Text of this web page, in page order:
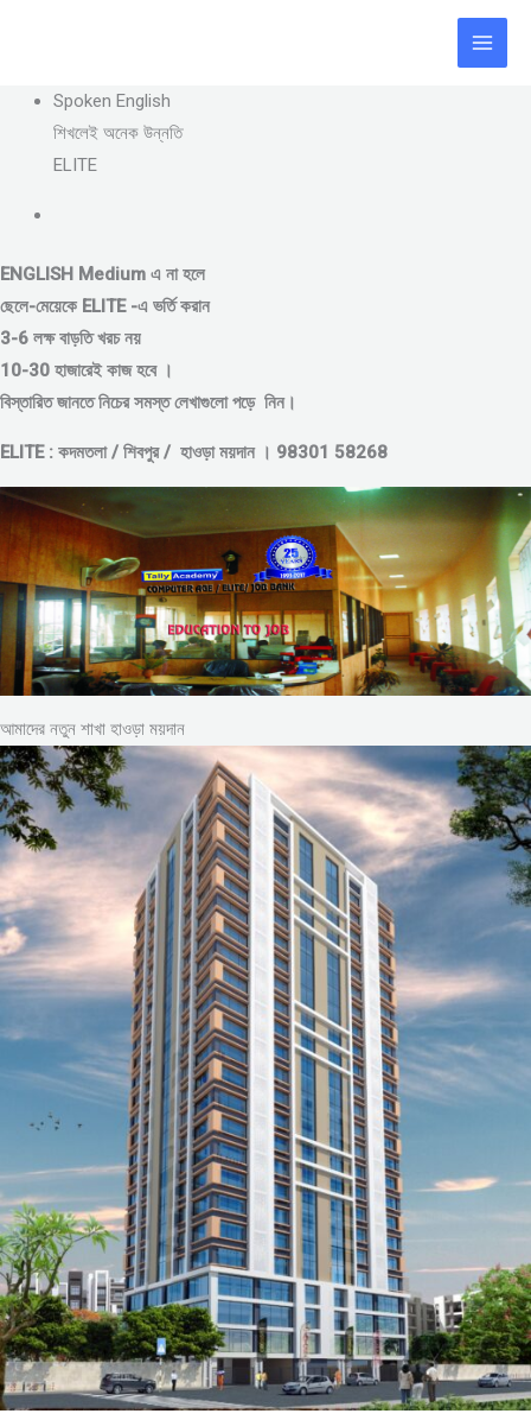
Spoken English
শিখলেই অনেক উন্নতি
ELITE
ENGLISH Medium এ না হলে
ছেলে-মেয়েকে ELITE -এ ভর্তি করান
3-6 লক্ষ বাড়তি খরচ নয়
10-30 হাজারেই কাজ হবে ।
বিস্তারিত জানতে নিচের সমস্ত লেখাগুলো পড়ে নিন।
ELITE : কদমতলা / শিবপুর / হাওড়া ময়দান । 98301 58268
আমাদের নতুন শাখা হাওড়া ময়দান